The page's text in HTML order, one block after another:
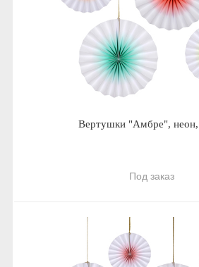
Вертушки "Амбре",
Под заказ